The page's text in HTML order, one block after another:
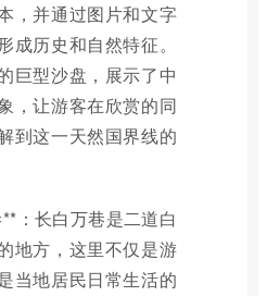
，并通过图片和文字
成历史和自然特征。
巨型沙盘，展示了中
，让游客在欣赏的同
到这一天然国界线的
：长白万巷是二道白
地方，这里不仅是游
当地居民日常生活的